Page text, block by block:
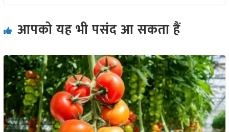
आपको यह भी पसंद आ सकता हैं